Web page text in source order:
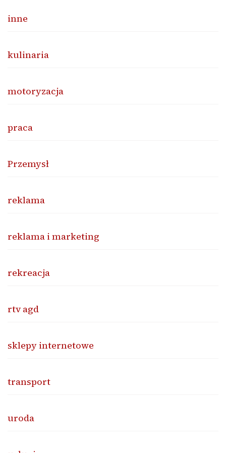
inne
kulinaria
motoryzacja
praca
Przemysł
reklama
reklama i marketing
rekreacja
rtv agd
sklepy internetowe
transport
uroda